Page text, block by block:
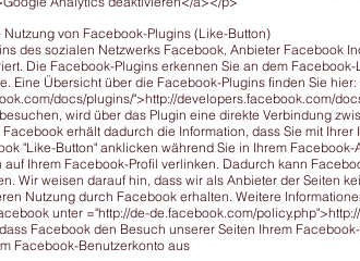
von Facebook-Plugins (Like-Button)
des sozialen Netzwerks Facebook, Anbieter Facebook
Die Facebook-Plugins erkennen Sie an dem
Eine Übersicht über die Facebook-Plugins finden Sie
docs/plugins/">http://developers.facebook.com/
wird über das Plugin eine direkte Verbindung
erhält dadurch die Information, dass Sie mit Ihrer
"Like-Button" anklicken während Sie in Ihrem
auf Ihrem Facebook-Profil verlinken. Dadurch kann
Wir weisen darauf hin, dass wir als Anbieter der Seiten
Nutzung durch Facebook erhalten. Weitere
unter ="http://de-de.facebook.com/
Facebook den Besuch unserer Seiten Ihrem
Facebook-Benutzerkonto aus